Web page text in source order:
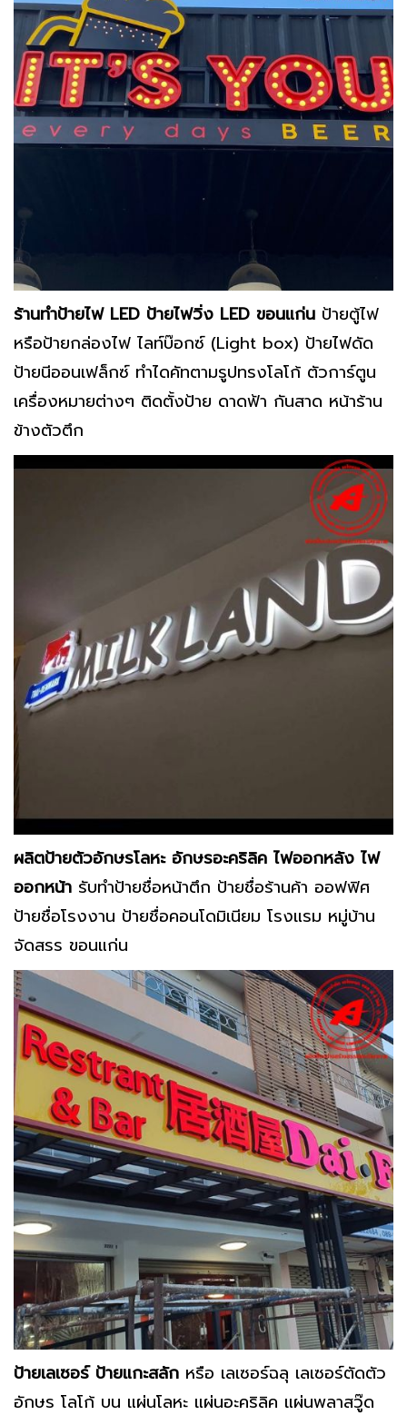
ร้านทำป้ายไฟ LED ป้ายไฟวิ่ง LED ขอนแก่น ป้ายตู้ไฟ
หรือป้ายกล่องไฟ ไลท์บ๊อกซ์ (Light box) ป้ายไฟดัด
ป้ายนีออนเฟล็กซ์ ทำไดคัทตามรูปทรงโลโก้ ตัวการ์ตูน
เครื่องหมายต่างๆ ติดตั้งป้าย ดาดฟ้า กันสาด หน้าร้าน
ข้างตัวตึก
ผลิตป้ายตัวอักษรโลหะ อักษรอะคริลิค ไฟออกหลัง ไฟ
ออกหน้า รับทำป้ายชื่อหน้าตึก ป้ายชื่อร้านค้า ออฟฟิศ
ป้ายชื่อโรงงาน ป้ายชื่อคอนโดมิเนียม โรงแรม หมู่บ้าน
จัดสรร ขอนแก่น
ป้ายเลเซอร์ ป้ายแกะสลัก หรือ เลเซอร์ฉลุ เลเซอร์ตัดตัว
อักษร โลโก้ บน แผ่นโลหะ แผ่นอะคริลิค แผ่นพลาสวู๊ด